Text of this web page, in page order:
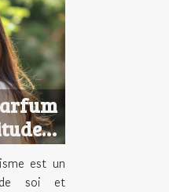
est un
de soi et